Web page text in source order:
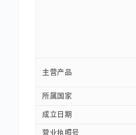
主营产品
所属国家
成立日期
营业执照号